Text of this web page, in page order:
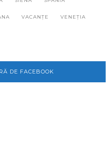
VACANȚE VENEȚIA
DE FACEBOOK